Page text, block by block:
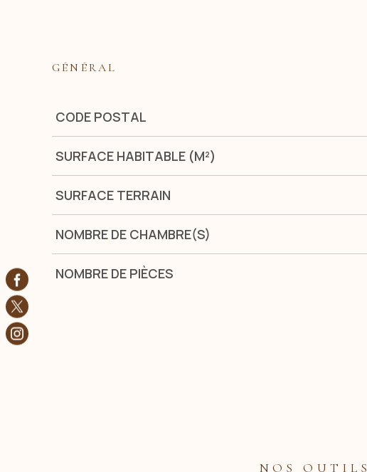
GÉNÉRAL
Caractérisque Valeurs
CODE POSTAL
SURFACE HABITABLE (M²)
SURFACE TERRAIN
NOMBRE DE CHAMBRE(S)
NOMBRE DE PIÈCES
NOS OUTILS